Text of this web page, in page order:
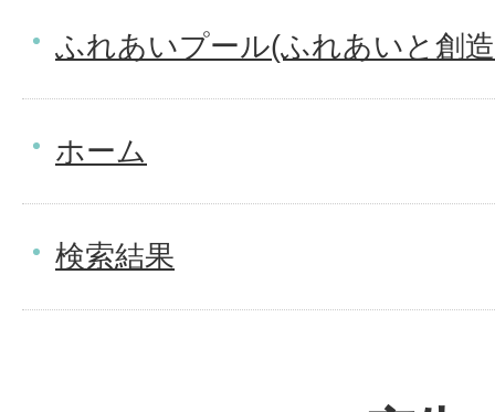
ふれあいプール(ふれあいと創
ホーム
検索結果